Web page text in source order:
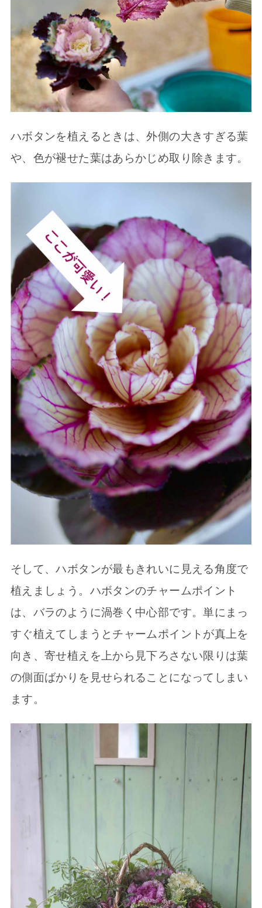
ハボタンを植えるときは、外側の大きすぎる葉
や、色が褪せた葉はあらかじめ取り除きます。
そして、ハボタンが最もきれいに見える角度で
植えましょう。ハボタンのチャームポイント
は、バラのように渦巻く中心部です。単にまっ
すぐ植えてしまうとチャームポイントが真上を
向き、寄せ植えを上から見下ろさない限りは葉
の側面ばかりを見せられることになってしまい
ます。